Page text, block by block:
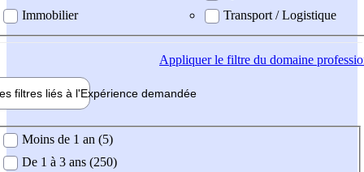
Immobilier
Transport / Logistique
Appliquerle filtre du domaine
filtres liés à l'Expérience demandée
demandée
Moins de 1 an (5)
De 1 à 3 ans (250)